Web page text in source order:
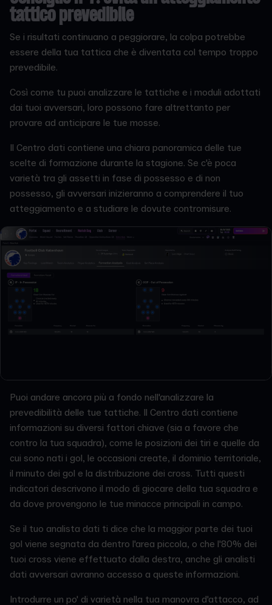
tattico prevedibile
Se i risultati continuano a peggiorare, la colpa potrebbe
essere della tua tattica che è diventata col tempo troppo
prevedibile.
Così come tu puoi analizzare le tattiche e i moduli adottati
dai tuoi avversari, loro possono fare altrettanto per
provare ad anticipare le tue mosse.
Il Centro dati contiene una chiara panoramica delle tue
scelte di formazione durante la stagione. Se c'è poca
varietà tra gli assetti in fase di possesso e di non
possesso, gli avversari inizieranno a comprendere il tuo
atteggiamento e a studiare le dovute contromisure.
Puoi andare ancora più a fondo nell'analizzare la
prevedibilità delle tue tattiche. Il Centro dati contiene
informazioni su diversi fattori chiave (sia a favore che
contro la tua squadra), come le posizioni dei tiri e quelle da
cui sono nati i gol, le occasioni create, il dominio territoriale,
il minuto dei gol e la distribuzione dei cross. Tutti questi
indicatori descrivono il modo di giocare della tua squadra e
da dove provengono le tue minacce principali in campo.
Se il tuo analista dati ti dice che la maggior parte dei tuoi
gol viene segnata da dentro l'area piccola, o che l'80% dei
tuoi cross viene effettuato dalla destra, anche gli analisti
dati avversari avranno accesso a queste informazioni.
Introdurre un po' di varietà nella tua manovra d'attacco, ad